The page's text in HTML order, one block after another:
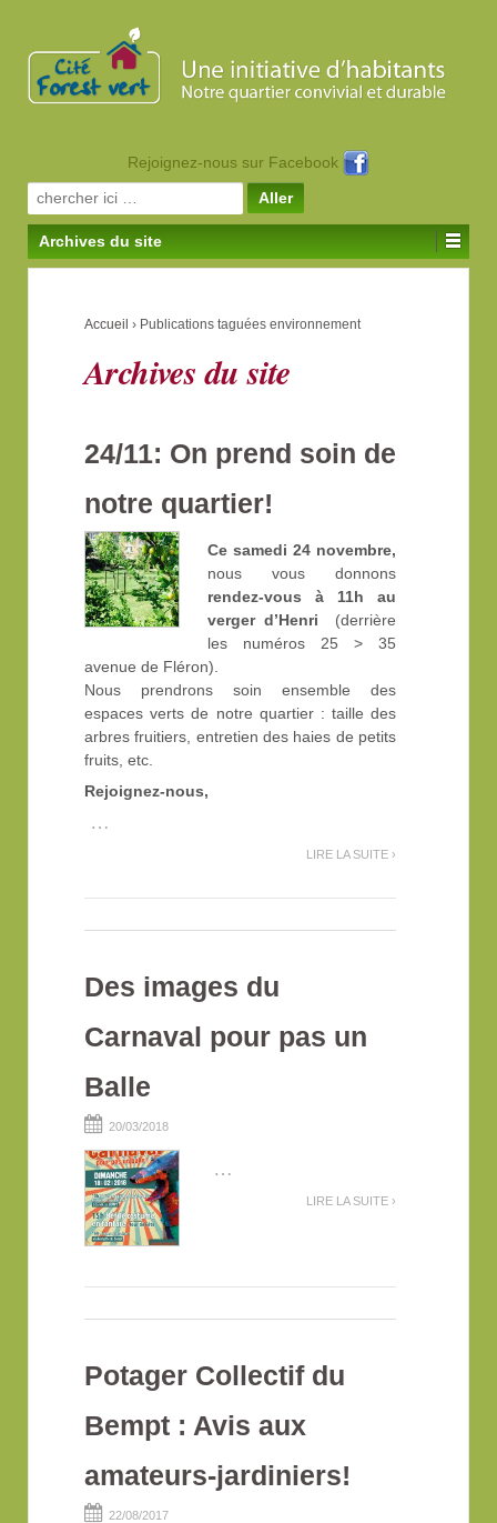
Rejoignez-nous sur Facebook
Search for:
Archives du site
Accueil › Publications taguées environnement
Archives du site
24/11: On prend soin de
notre quartier!
Ce samedi 24 novembre,
nous vous donnons
rendez-vous à 11h au
verger d’Henri (derrière
les numéros 25 > 35
avenue de Fléron).
Nous prendrons soin ensemble des
espaces verts de notre quartier : taille des
arbres fruitiers, entretien des haies de petits
fruits, etc.
Rejoignez-nous,
…
LIRE LA SUITE ›
Des images du
Carnaval pour pas un
Balle
20/03/2018
…
LIRE LA SUITE ›
Potager Collectif du
Bempt : Avis aux
amateurs-jardiniers!
22/08/2017